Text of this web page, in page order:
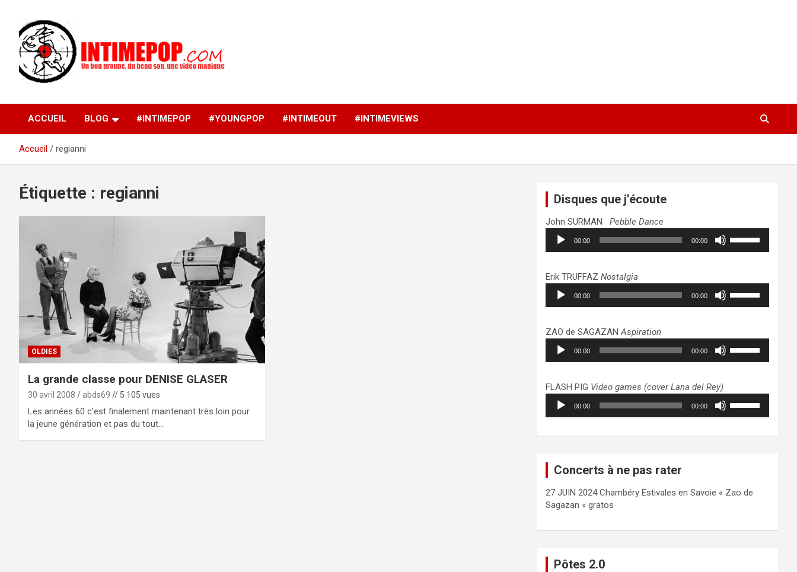
contenu
intimepop.com
musiques actuelles pop rock, post-rock, indé sur Lyon. rock pop
concert lyon
ACCUEIL BLOG #INTIMEPOP #YOUNGPOP #INTIMEOUT #INTIMEVIEWS
Accueil regianni
Étiquette : regianni
OLDIES
La grande classe pour DENISE GLASER
30 avril 2008 abds69 // 5 105 vues
Les années 60 c’est finalement maintenant très loin pour
la jeune génération et pas du tout…
Disques que j’écoute
John SURMANPebble Dance
Lecteur
audio
00:00 00:00
pour
augmenter
ou
volume.
Erik TRUFFAZNostalgia
Lecteur
audio
00:00 00:00
pour
augmenter
ou
volume.
ZAO de SAGAZANAspiration
Lecteur
audio
00:00 00:00
pour
augmenter
ou
FLASH PIG Video games (cover Lana del Rey)
Lecteur
audio
00:00 00:00
haut/bas
le
Concerts à ne pas rater
27 JUIN 2024 Chambéry Estivales en Savoie « Zao de
Sagazan » gratos
Pôtes 2.0